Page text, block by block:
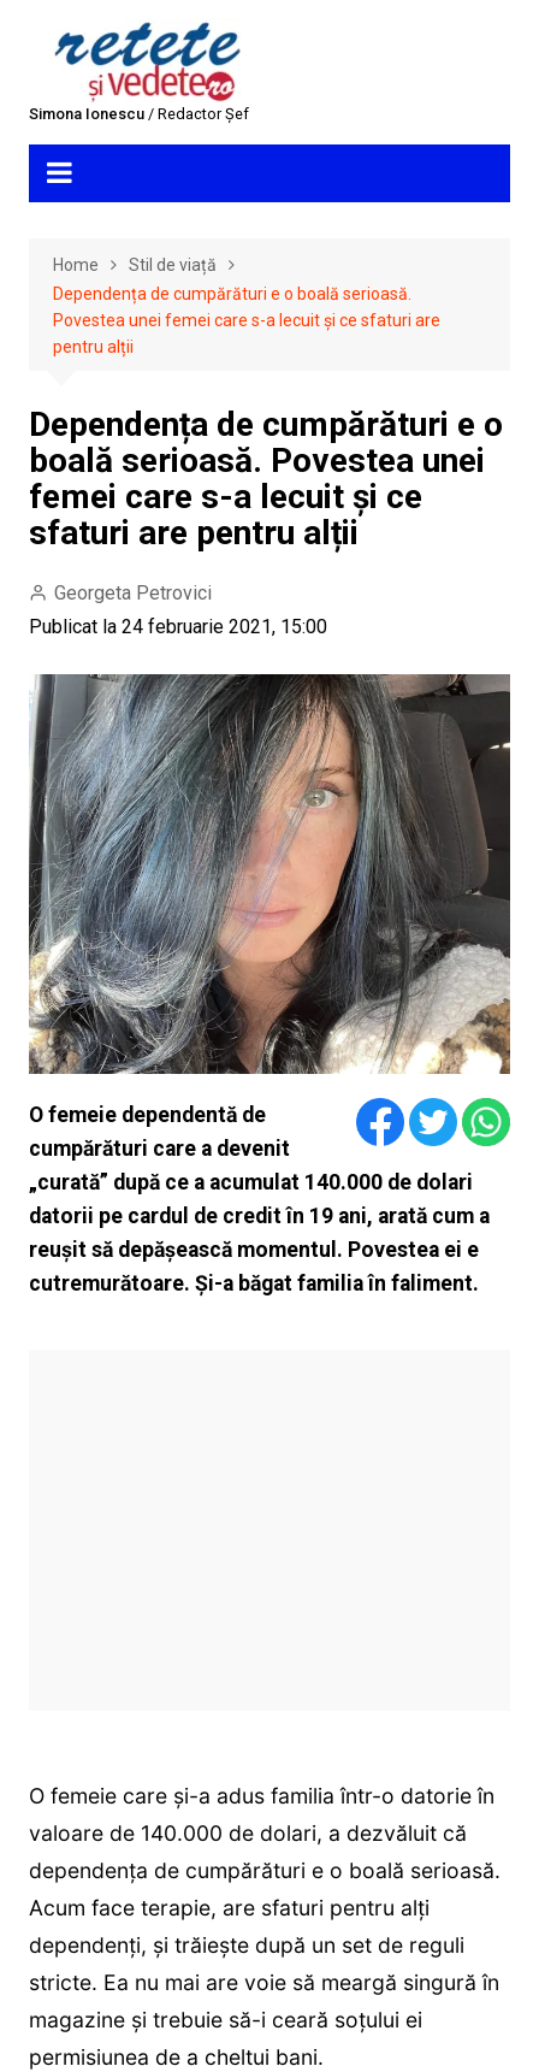
Simona Ionescu/ Redactor Șef
Home
Stil de viață
Dependența de cumpărături e o boală serioasă.
Povestea unei femei care s-a lecuit și ce sfaturi are
pentru alții
Dependența de cumpărături e o
boală serioasă. Povestea unei
femei care s-a lecuit și ce
sfaturi are pentru alții
Georgeta Petrovici
Publicat la 24 februarie 2021, 15:00
O femeie dependentă de
cumpărături care a devenit
„curată” după ce a acumulat 140.000 de dolari
datorii pe cardul de credit în 19 ani, arată cum a
reușit să depășească momentul. Povestea ei e
cutremurătoare. Și-a băgat familia în faliment.
O femeie care și-a adus familia într-o datorie în
valoare de 140.000 de dolari, a dezvăluit că
dependența de cumpărături e o boală serioasă.
Acum face terapie, are sfaturi pentru alți
dependenți, și trăiește după un set de reguli
stricte. Ea nu mai are voie să meargă singură în
magazine și trebuie să-i ceară soțului ei
permisiunea de a cheltui bani.